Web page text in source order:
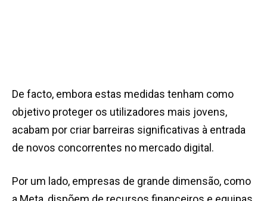
De facto, embora estas medidas tenham como
objetivo proteger os utilizadores mais jovens,
acabam por criar barreiras significativas à entrada
de novos concorrentes no mercado digital.
Por um lado, empresas de grande dimensão, como